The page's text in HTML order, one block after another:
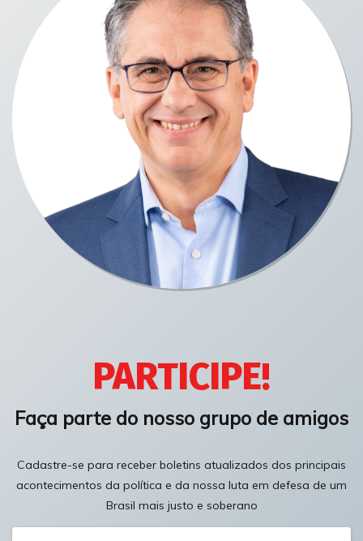
PARTICIPE!
Faça parte do nosso grupo de amigos
Cadastre-se para receber boletins atualizados dos principais
acontecimentos da política e da nossa luta em defesa de um
Brasil mais justo e soberano